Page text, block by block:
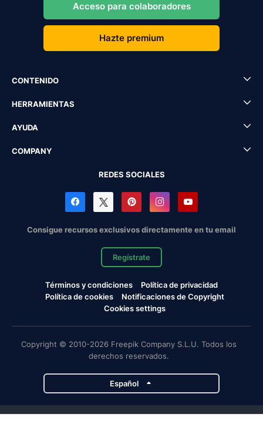
Acceso para colaboradores
Hazte premium
CONTENIDO
HERRAMIENTAS
AYUDA
COMPANY
REDES SOCIALES
Consigue recursos exclusivos directamente en tu email
Regístrate
Términos y condiciones
Política de privacidad
Política de cookies
Notificaciones de Copyright
Cookies settings
Copyright © 2010-2026 Freepik Company S.L.U. Todos los
derechos reservados.
Español